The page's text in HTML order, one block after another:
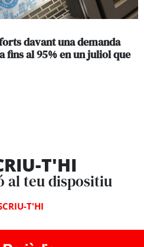
davant una demanda
fins al 95% en un juliol que
T'HI
al teu dispositiu
T'HI